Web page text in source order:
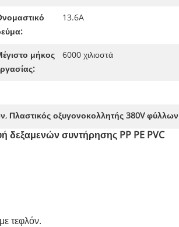
13.6A
μήκος
6000 χιλιοστά
, Πλαστικός οξυγονοκολλητής 380V φύλλων
δεξαμενών συντήρησης PP PE PVC
τεφλόν.